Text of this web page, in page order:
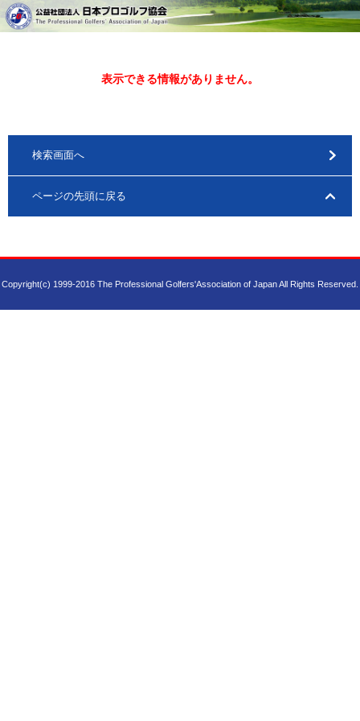
表示できる情報がありません。
検索画面へ
ページの先頭に戻る
Copyright(c) 1999-2016 The Professional Golfers'Association of Japan All Rights Reserved.